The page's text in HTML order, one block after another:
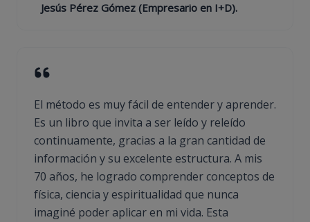
Jesús Pérez Gómez (Empresario en I+D).
El método es muy fácil de entender y aprender.
Es un libro que invita a ser leído y releído
continuamente, gracias a la gran cantidad de
información y su excelente estructura. A mis
70 años, he logrado comprender conceptos de
física, ciencia y espiritualidad que nunca
imaginé poder aplicar en mi vida. Esta